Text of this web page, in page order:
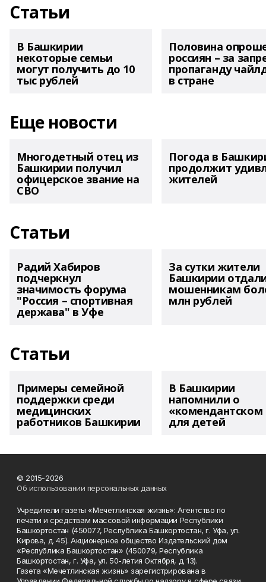
Статьи
В Башкирии
некоторые семьи
могут получить до 10
тыс рублей
Половина
россиян – за
пропаганду
в стране
Еще новости
Многодетный отец из
Башкирии получил
офицерское звание на
СВО
Погода в
продолжит
жителей
Статьи
Радий Хабиров
подчеркнул
значимость форума
"Россия – спортивная
держава" в Уфе
За сутки жители
Башкирии
мошенникам
млн рублей
Статьи
Примеры семейной
поддержки среди
медицинских
работников Башкирии
В Башкирии
напомнили о
«комендантском
для детей
© 2015-2026
Об использовании персональных данных
Учредители газеты «Мечетлинская жизнь»: Агентство по
печати и средствам массовой информации Республики
Башкортостан (450077, Республика Башкортостан, г. Уфа, ул.
Кирова, д. 45). Акционерное общество Издательский дом
«Республика Башкортостан» (450079, Республика
Башкортостан, г. Уфа, ул. 50-летия Октября, д. 13).
Газета «Мечетлинская жизнь» зарегистрирована в